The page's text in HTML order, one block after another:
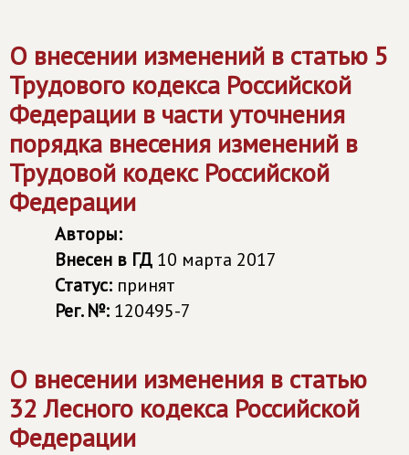
О внесении изменений в статью 5
Трудового кодекса Российской
Федерации в части уточнения
порядка внесения изменений в
Трудовой кодекс Российской
Федерации
Авторы:
Внесен в ГД 10 марта 2017
Статус: принят
Рег. №: 120495-7
О внесении изменения в статью
32 Лесного кодекса Российской
Федерации